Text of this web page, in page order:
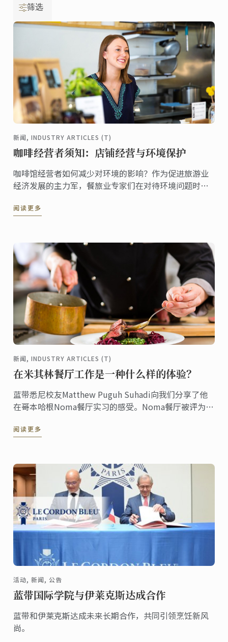
筛选
新闻, INDUSTRY ARTICLES (T)
咖啡经营者须知：店铺经营与环境保护
咖啡馆经营者如何减少对环境的影响？作为促进旅游业
经济发展的主力军，餐旅业专家们在对待环境问题时应
经营？
阅读更多
新闻, INDUSTRY ARTICLES (T)
在米其林餐厅工作是一种什么样的体验？
蓝带悉尼校友Matthew Puguh Suhadi向我们分享了他
在哥本哈根Noma餐厅实习的感受。Noma餐厅被评为
厅。
阅读更多
活动, 新闻, 公告
蓝带国际学院与伊莱克斯达成合作
蓝带和伊莱克斯达成未来长期合作，共同引领烹饪新风
尚。